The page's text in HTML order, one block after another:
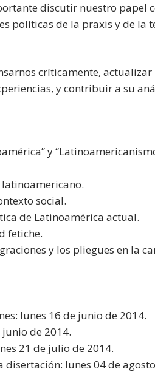
discutir nuestro papel
políticas de la praxis y de la
críticamente,
y contribuir a su
y
social.
de Latinoamérica actual.
fetiche.
y los pliegues en la
lunes 16 de junio de 2014.
junio de 2014.
21 de julio de 2014.
disertación: lunes 04 de